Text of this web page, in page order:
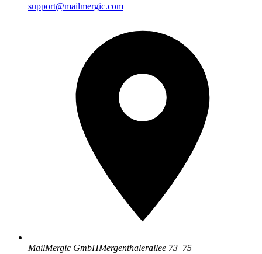
support@mailmergic.com
MailMergic GmbHMergenthalerallee 73–75